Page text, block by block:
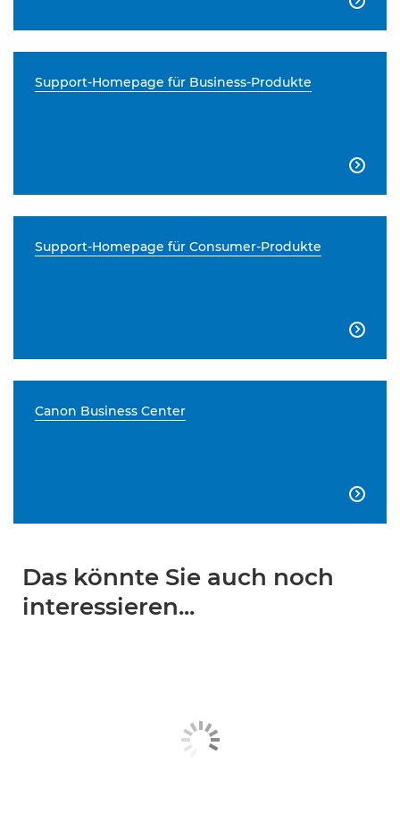
Support-Homepage für Business-Produkte

Support-Homepage für Consumer-Produkte

Canon Business Center

Das könnte Sie auch noch
interessieren...